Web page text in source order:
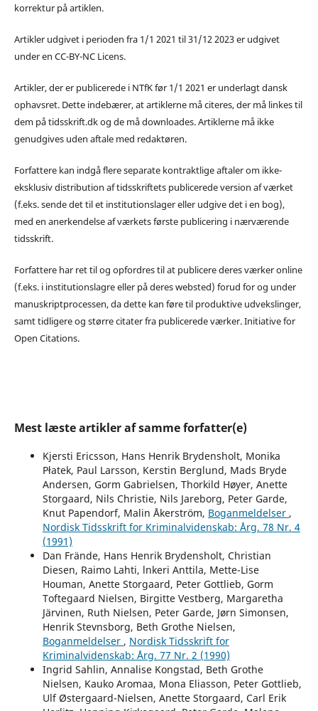
korrektur på artiklen.
Artikler udgivet i perioden fra 1/1 2021 til 31/12 2023 er udgivet
under en CC-BY-NC Licens.
Artikler, der er publicerede i NTfK før 1/1 2021 er underlagt dansk
ophavsret. Dette indebærer, at artiklerne må citeres, der må linkes til
dem på tidsskrift.dk og de må downloades. Artiklerne må ikke
genudgives uden aftale med redaktøren.
Forfattere kan indgå flere separate kontraktlige aftaler om ikke-
eksklusiv distribution af tidsskriftets publicerede version af værket
(f.eks. sende det til et institutionslager eller udgive det i en bog),
med en anerkendelse af værkets første publicering i nærværende
tidsskrift.
Forfattere har ret til og opfordres til at publicere deres værker online
(f.eks. i institutionslagre eller på deres websted) forud for og under
manuskriptprocessen, da dette kan føre til produktive udvekslinger,
samt tidligere og større citater fra publicerede værker. Initiative for
Open Citations.
Mest læste artikler af samme forfatter(e)
Kjersti Ericsson, Hans Henrik Brydensholt, Monika
Płatek, Paul Larsson, Kerstin Berglund, Mads Bryde
Andersen, Gorm Gabrielsen, Thorkild Høyer, Anette
Storgaard, Nils Christie, Nils Jareborg, Peter Garde,
Knut Papendorf, Malin Åkerström, Boganmeldelser ,
Nordisk Tidsskrift for Kriminalvidenskab: Årg. 78 Nr. 4
(1991)
Dan Frände, Hans Henrik Brydensholt, Christian
Diesen, Raimo Lahti, lnkeri Anttila, Mette-Lise
Houman, Anette Storgaard, Peter Gottlieb, Gorm
Toftegaard Nielsen, Birgitte Vestberg, Margaretha
Järvinen, Ruth Nielsen, Peter Garde, Jørn Simonsen,
Henrik Stevnsborg, Beth Grothe Nielsen,
Boganmeldelser , Nordisk Tidsskrift for
Kriminalvidenskab: Årg. 77 Nr. 2 (1990)
Ingrid Sahlin, Annalise Kongstad, Beth Grothe
Nielsen, Kauko Aromaa, Mona Eliasson, Peter Gottlieb,
Ulf Østergaard-Nielsen, Anette Storgaard, Carl Erik